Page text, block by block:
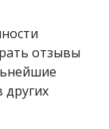
отзывы